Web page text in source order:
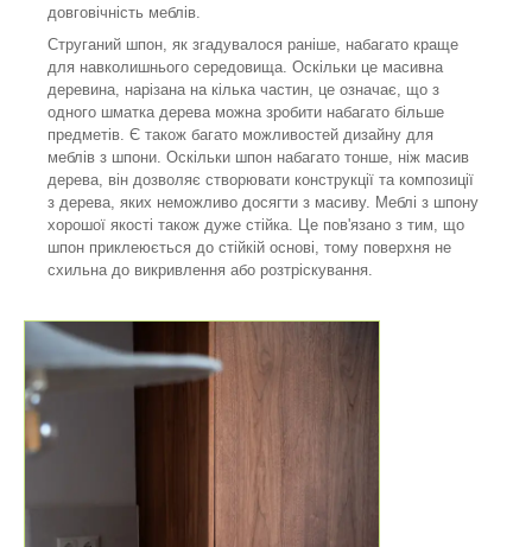
довговічність меблів.
Струганий шпон, як згадувалося раніше, набагато краще
для навколишнього середовища. Оскільки це масивна
деревина, нарізана на кілька частин, це означає, що з
одного шматка дерева можна зробити набагато більше
предметів. Є також багато можливостей дизайну для
меблів з шпони. Оскільки шпон набагато тонше, ніж масив
дерева, він дозволяє створювати конструкції та композиції
з дерева, яких неможливо досягти з масиву. Меблі з шпону
хорошої якості також дуже стійка. Це пов'язано з тим, що
шпон приклеюється до стійкій основі, тому поверхня не
схильна до викривлення або розтріскування.